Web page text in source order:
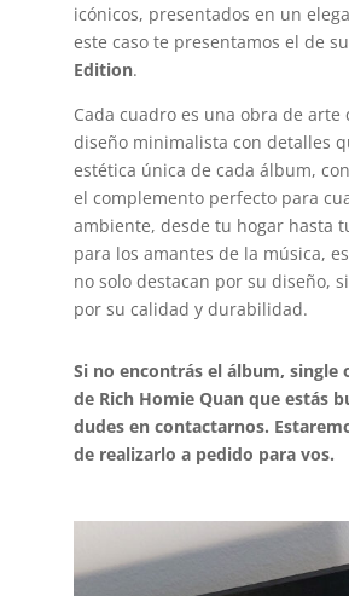
icónicos, presentados en un
este caso te presentamos el de
Edition.
Cada cuadro es una obra de arte
diseño minimalista con detalles
estética única de cada álbum,
el complemento perfecto para
ambiente, desde tu hogar hasta
para los amantes de la música,
no solo destacan por su diseño,
por su calidad y durabilidad.
Si no encontrás el álbum, single
de Rich Homie Quan que estás
dudes en contactarnos.
de realizarlo a pedido para vos.